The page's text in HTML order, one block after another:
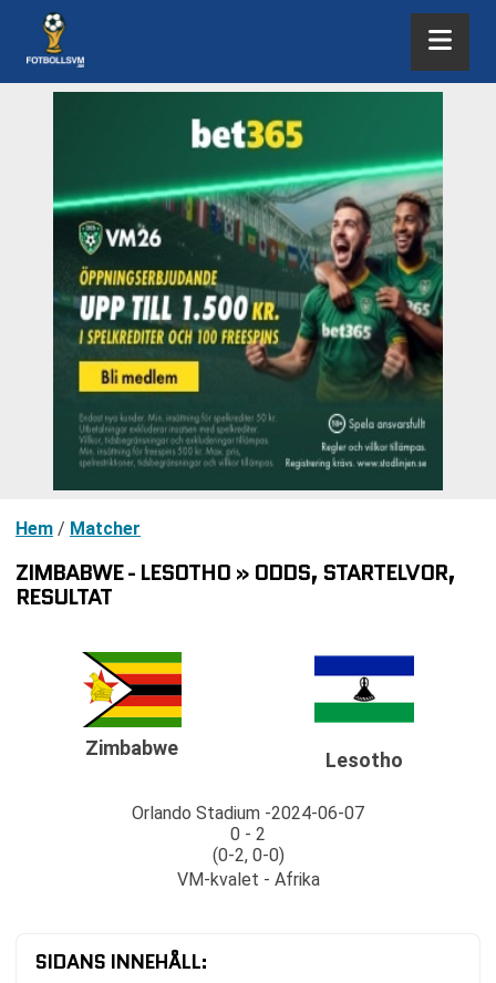
Hem / Matcher
ZIMBABWE - LESOTHO » ODDS, STARTELVOR,
RESULTAT
Zimbabwe
Orlando Stadium 2024-06-07
0 - 2
(0-2, 0-0)
VM-kvalet - Afrika
Lesotho
SIDANS INNEHÅLL: